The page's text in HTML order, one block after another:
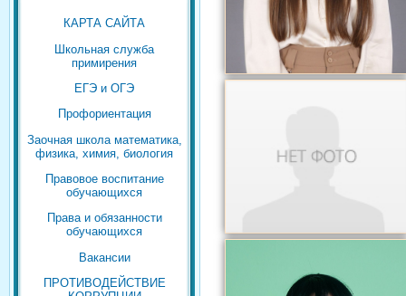
КАРТА САЙТА
Школьная служба
примирения
ЕГЭ и ОГЭ
Профориентация
Заочная школа математика,
физика, химия, биология
Правовое воспитание
обучающихся
Права и обязанности
обучающихся
Вакансии
ПРОТИВОДЕЙСТВИЕ